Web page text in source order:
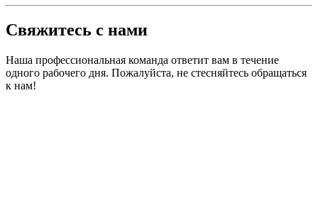
Свяжитесь с нами
Наша профессиональная команда ответит вам в течение
одного рабочего дня. Пожалуйста, не стесняйтесь обращаться
к нам!